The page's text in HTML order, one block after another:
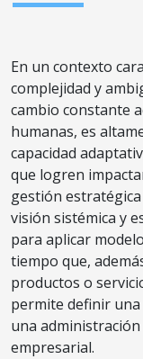
En un contexto
complejidad y
cambio constante
humanas, es
capacidad
que logren
gestión
visión sistémica y
para aplicar
tiempo que,
productos o
permite definir
una
empresarial.